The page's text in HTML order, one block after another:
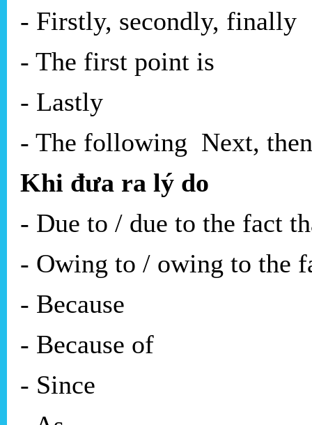
- Firstly, secondly, finally
- The first point is
- Lastly
- The following Next,
Khi đưa ra lý do
- Due to / due to the fact
- Owing to / owing to the
- Because
- Because of
- Since